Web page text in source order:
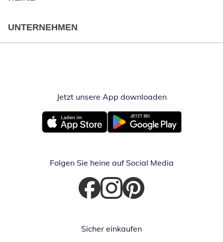
UNTERNEHMEN
Jetzt unsere App downloadenÖffnet in
Öffnet in neuem FensterÖffnet in neuem Fenster
Folgen Sie heine auf Social Media
Öffnet in neuem Fenster
Öffnet in neuem Fenster
Öffnet in neuem Fenster
Sicher einkaufen